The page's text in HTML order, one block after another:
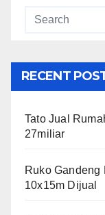
RECENT
Tato Jual
27miliar
Ruko Gandeng
10x15m Dijual